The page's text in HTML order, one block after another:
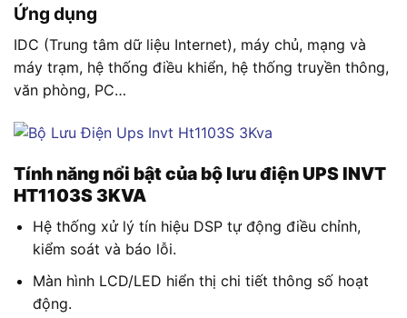
Ứng dụng
IDC (Trung tâm dữ liệu Internet), máy chủ, mạng và
máy trạm, hệ thống điều khiển, hệ thống truyền thông,
văn phòng, PC…
Tính năng nổi bật của bộ lưu điện UPS INVT
HT1103S 3KVA
Hệ thống xử lý tín hiệu DSP tự động điều chỉnh,
kiểm soát và báo lỗi.
Màn hình LCD/LED hiển thị chi tiết thông số hoạt
động.